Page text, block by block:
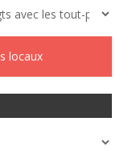
locaux